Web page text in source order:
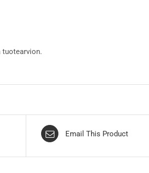
Email This Product